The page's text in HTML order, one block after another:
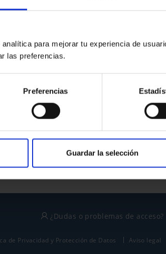
para mejorar tu experiencia de
las preferencias.
Preferencias
Guardar la selección
¿No tienes cuenta?
política de privacidad
y términos del servicio
¿Dudas o problemas de acceso?
de Privacidad y Protección de Datos Aviso legal